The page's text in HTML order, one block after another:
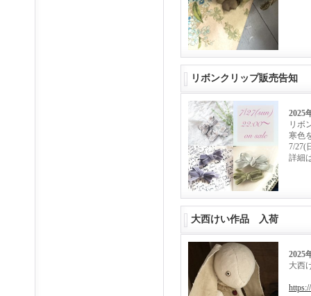
リボンクリップ販売告知
2025
リボ
寒色
7/27(
詳細
大西けい作品 入荷
2025
大西